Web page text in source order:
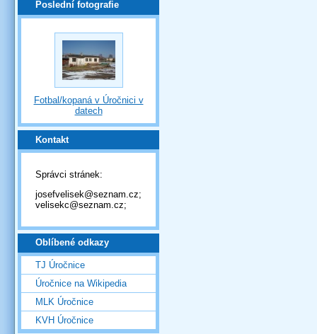
Poslední fotografie
Fotbal/kopaná v Úročnici v
datech
Kontakt
Správci stránek:
josefvelisek@seznam.cz;
velisekc@seznam.cz;
Oblíbené odkazy
TJ Úročnice
Úročnice na Wikipedia
MLK Úročnice
KVH Úročnice